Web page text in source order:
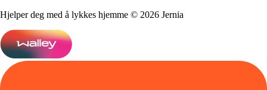
Hjelper deg med å lykkes hjemme © 2026 Jernia